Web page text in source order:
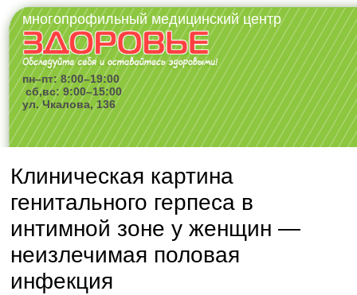
многопрофильный медицинский центр
пн–пт: 8:00–19:00
сб,вс: 9:00–15:00
ул. Чкалова, 136
Клиническая картина
генитального герпеса в
интимной зоне у женщин —
неизлечимая половая
инфекция